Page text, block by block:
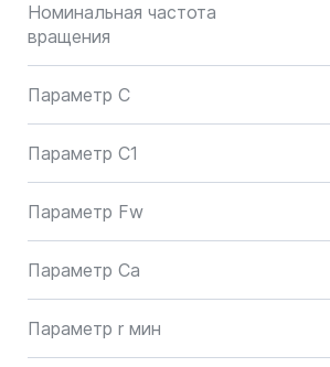
Номинальная частота
вращения
Параметр C
Параметр C1
Параметр Fw
Параметр Ca
Параметр r мин